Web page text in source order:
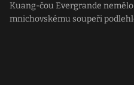
Kuang-čou Evergrande
mnichovskému soupeři